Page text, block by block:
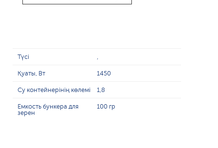
Түсі ,
Қуаты, Вт 1450
Су контейнерінің көлемі 1,8
Емкость бункера для
зерен
100 гр